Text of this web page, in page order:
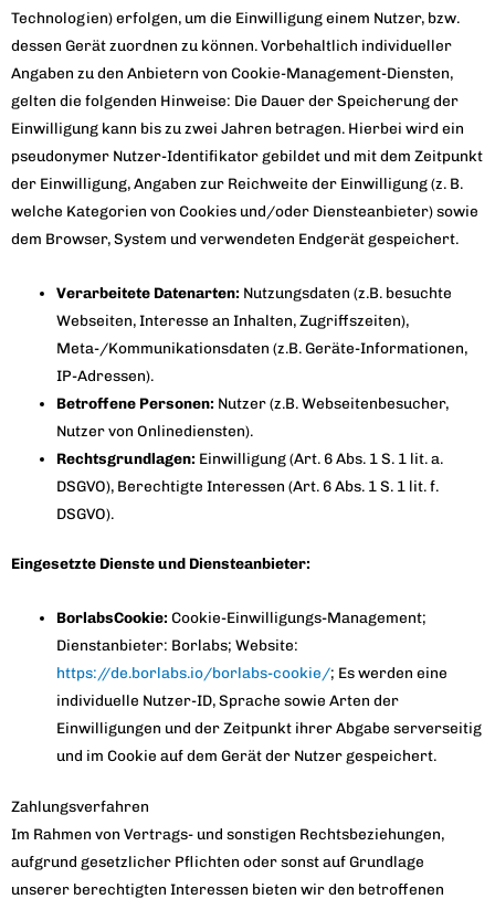
Technologien) erfolgen, um die Einwilligung einem Nutzer, bzw.
dessen Gerät zuordnen zu können. Vorbehaltlich individueller
Angaben zu den Anbietern von Cookie-Management-Diensten,
gelten die folgenden Hinweise: Die Dauer der Speicherung der
Einwilligung kann bis zu zwei Jahren betragen. Hierbei wird ein
pseudonymer Nutzer-Identifikator gebildet und mit dem Zeitpunkt
der Einwilligung, Angaben zur Reichweite der Einwilligung (z. B.
welche Kategorien von Cookies und/oder Diensteanbieter) sowie
dem Browser, System und verwendeten Endgerät gespeichert.
Verarbeitete Datenarten: Nutzungsdaten (z.B. besuchte
Webseiten, Interesse an Inhalten, Zugriffszeiten),
Meta-/Kommunikationsdaten (z.B. Geräte-Informationen,
IP-Adressen).
Betroffene Personen: Nutzer (z.B. Webseitenbesucher,
Nutzer von Onlinediensten).
Rechtsgrundlagen: Einwilligung (Art. 6 Abs. 1 S. 1 lit. a.
DSGVO), Berechtigte Interessen (Art. 6 Abs. 1 S. 1 lit. f.
DSGVO).
Eingesetzte Dienste und Diensteanbieter:
BorlabsCookie: Cookie-Einwilligungs-Management;
Dienstanbieter: Borlabs; Website:
https://de.borlabs.io/borlabs-cookie/; Es werden eine
individuelle Nutzer-ID, Sprache sowie Arten der
Einwilligungen und der Zeitpunkt ihrer Abgabe serverseitig
und im Cookie auf dem Gerät der Nutzer gespeichert.
Zahlungsverfahren
Im Rahmen von Vertrags- und sonstigen Rechtsbeziehungen,
aufgrund gesetzlicher Pflichten oder sonst auf Grundlage
unserer berechtigten Interessen bieten wir den betroffenen